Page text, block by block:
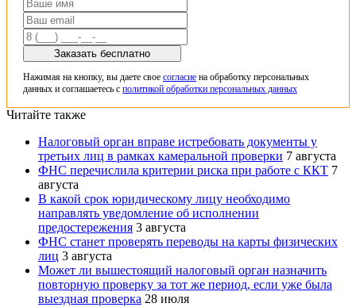
Заказать бесплатно
Нажимая на кнопку, вы даете свое согласие на обработку персональных
данных и соглашаетесь с политикой обработки персональных данных
Читайте также
Налоговый орган вправе истребовать документы у
третьих лиц в рамках камеральной проверки 7 августа
ФНС перечислила критерии риска при работе с ККТ 7
августа
В какой срок юридическому лицу необходимо
направлять уведомление об исполнении
предостережения 3 августа
ФНС станет проверять переводы на карты физических
лиц 3 августа
Может ли вышестоящий налоговый орган назначить
повторную проверку за тот же период, если уже была
выездная проверка 28 июля